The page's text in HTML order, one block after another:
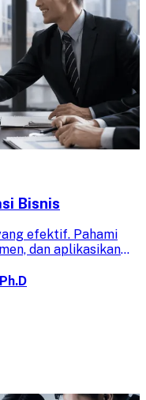
Bisnis
efektif. Pahami
dan aplikasikan